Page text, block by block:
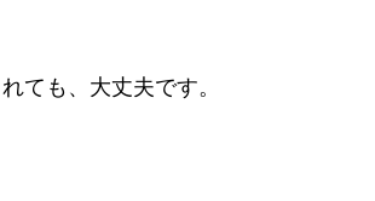
ても、大丈夫です。